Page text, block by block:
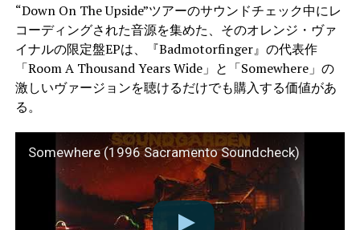
“Down On The Upside”ツアーのサウンドチェック中にレ
コーディングされた音源を集めた、そのオレンジ・ヴァ
イナルの限定盤EPは、『Badmotorfinger』の代表作
「Room A Thousand Years Wide」と「Somewhere」の
激しいヴァージョンを聴けるだけでも購入する価値があ
る。
Somewhere (1996 Sacramento Soundcheck)